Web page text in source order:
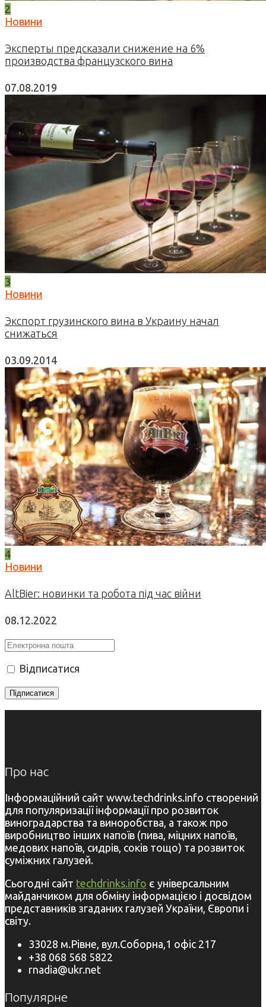
2
Новини
Эксперты предсказали снижение на 6%
производства французского вина
07.08.2019
3
Новини
Экспорт грузинского вина в Украину начал
снижаться
03.09.2014
4
Новини
AltBier: новинки та робота під час війни
08.12.2022
Відписатися
Про нас
Інформаційний сайт www.techdrinks.info створений
для популяризації інформації про розвиток
виноградарства та виноробства, а також про
виробництво інших напоїв (пива, міцних напоїв,
медових напоїв, сидрів, соків тощо) та розвиток
суміжних галузей.
Сьогодні сайт techdrinks.info є універсальним
майданчиком для обміну інформацією і досвідом
представників згаданих галузей України, Європи і
світу.
33028 м.Рівне, вул.Соборна,1 офіс 217
+38 068 568 5822
rnadia@ukr.net
Популярне